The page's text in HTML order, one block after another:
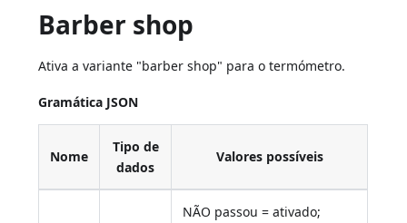
Barber shop
Ativa a variante "barber shop" para o termómetro.
Gramática JSON
Nome
Tipo de
dados
Valores possíveis
NÃO passou = ativado;